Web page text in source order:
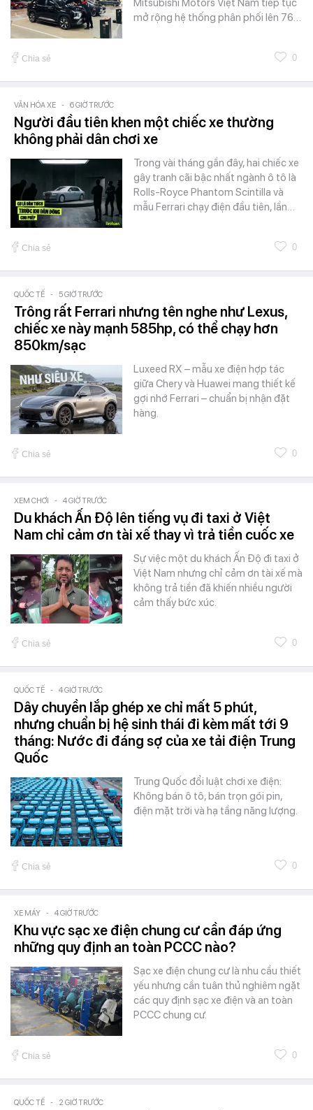
mở rộng hệ thống phân phối lên 76…
Chia sẻ 0
VĂN HÓA XE - 6 GIỜ TRƯỚC
Người đầu tiên khen một chiếc xe thường
không phải dân chơi xe
Trong vài tháng gần đây, hai chiếc xe
gây tranh cãi bậc nhất ngành ô tô là
Rolls-Royce Phantom Scintilla và
mẫu Ferrari chạy điện đầu tiên, lần…
Chia sẻ 0
QUỐC TẾ - 5 GIỜ TRƯỚC
Trông rất Ferrari nhưng tên nghe như Lexus,
chiếc xe này mạnh 585hp, có thể chạy hơn
850km/sạc
Luxeed RX – mẫu xe điện hợp tác
giữa Chery và Huawei mang thiết kế
gợi nhớ Ferrari – chuẩn bị nhận đặt
hàng.
Chia sẻ 0
XEM CHƠI - 4 GIỜ TRƯỚC
Du khách Ấn Độ lên tiếng vụ đi taxi ở Việt
Nam chỉ cảm ơn tài xế thay vì trả tiền cuốc xe
Sự việc một du khách Ấn Độ đi taxi ở
Việt Nam nhưng chỉ cảm ơn tài xế mà
không trả tiền đã khiến nhiều người
cảm thấy bức xúc.
Chia sẻ 0
QUỐC TẾ - 4 GIỜ TRƯỚC
Dây chuyền lắp ghép xe chỉ mất 5 phút,
nhưng chuẩn bị hệ sinh thái đi kèm mất tới 9
tháng: Nước đi đáng sợ của xe tải điện Trung
Quốc
Trung Quốc đổi luật chơi xe điện:
Không bán ô tô, bán trọn gói pin,
điện mặt trời và hạ tầng năng lượng.
Chia sẻ 0
XE MÁY - 4 GIỜ TRƯỚC
Khu vực sạc xe điện chung cư cần đáp ứng
những quy định an toàn PCCC nào?
Sạc xe điện chung cư là nhu cầu thiết
yếu nhưng cần tuân thủ nghiêm ngặt
các quy định sạc xe điện và an toàn
PCCC chung cư.
Chia sẻ 0
QUỐC TẾ - 2 GIỜ TRƯỚC